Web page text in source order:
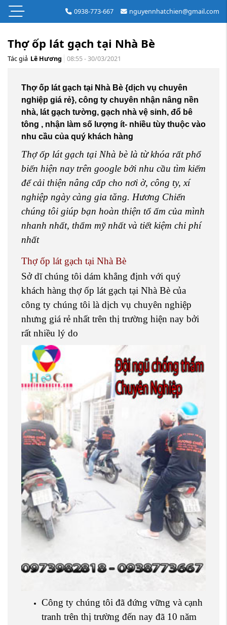
0938-773-667 nguyennhatchien@gmail.com
Thợ ốp lát gạch tại Nhà Bè
Tác giả Lê Hương 08:55 - 30/03/2021
Thợ ốp lát gạch tại Nhà Bè {dịch vụ chuyên
nghiệp giá rẻ}, công ty chuyên nhận nâng nền
nhà, lát gạch tường, gạch nhà vệ sinh, đổ bê
tông , nhận làm số lượng ít- nhiều tùy thuộc vào
nhu cầu của quý khách hàng
Thợ ốp lát gạch tại Nhà bè là từ khóa rất phổ
biến hiện nay trên google bởi nhu cầu tìm kiếm
để cải thiện nâng cấp cho nơi ờ, công ty, xí
nghiệp ngày càng gia tăng. Hương Chiến
chúng tôi giúp bạn hoàn thiện tổ ấm của mình
nhanh nhất, thẩm mỹ nhất và tiết kiệm chi phí
nhất
Thợ ốp lát gạch tại Nhà Bè
Sở dĩ chúng tôi dám khẳng định với quý
khách hàng thợ ốp lát gạch tại Nhà Bè của
công ty chúng tôi là dịch vụ chuyên nghiệp
nhưng giá rẻ nhất trên thị trường hiện nay bởi
rất nhiều lý do
Công ty chúng tôi đã đứng vững và cạnh
tranh trên thị trường đến nay đã 10 năm